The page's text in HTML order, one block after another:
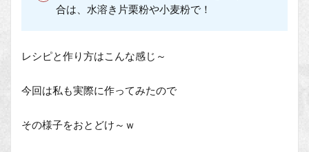
合は、水溶き片栗粉や小麦粉で！
レシピと作り方はこんな感じ～
今回は私も実際に作ってみたので
その様子をおとどけ～ｗ